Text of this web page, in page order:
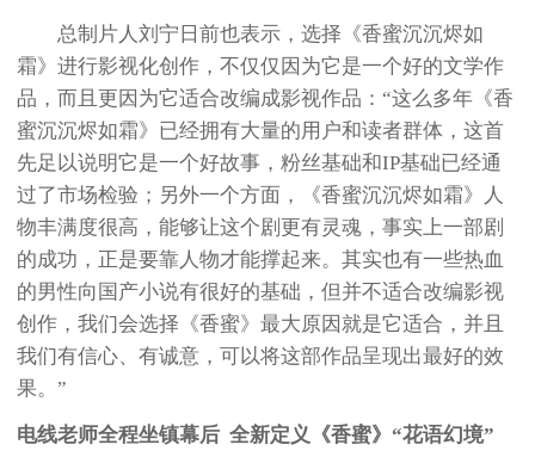
总制片人刘宁日前也表示，选择《香蜜沉沉烬如
霜》进行影视化创作，不仅仅因为它是一个好的文学作
品，而且更因为它适合改编成影视作品：“这么多年《香
蜜沉沉烬如霜》已经拥有大量的用户和读者群体，这首
先足以说明它是一个好故事，粉丝基础和IP基础已经通
过了市场检验；另外一个方面，《香蜜沉沉烬如霜》人
物丰满度很高，能够让这个剧更有灵魂，事实上一部剧
的成功，正是要靠人物才能撑起来。其实也有一些热血
的男性向国产小说有很好的基础，但并不适合改编影视
创作，我们会选择《香蜜》最大原因就是它适合，并且
我们有信心、有诚意，可以将这部作品呈现出最好的效
果。”
电线老师全程坐镇幕后 全新定义《香蜜》“花语幻境”